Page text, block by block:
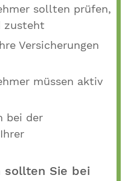
sollten prüfen,
zusteht
Versicherungen
müssen aktiv
bei der
sollten Sie bei